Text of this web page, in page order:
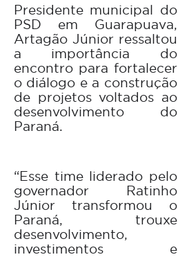
Presidente municipal do
PSD em Guarapuava,
Artagão Júnior ressaltou
a importância do
encontro para fortalecer
o diálogo e a construção
de projetos voltados ao
desenvolvimento do
Paraná.
“Esse time liderado pelo
governador Ratinho
Júnior transformou o
Paraná, trouxe
desenvolvimento,
investimentos e